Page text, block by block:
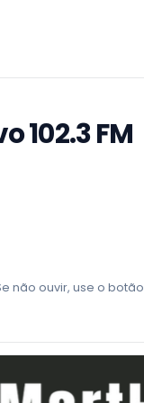
102.3 FM
não ouvir, use o botão